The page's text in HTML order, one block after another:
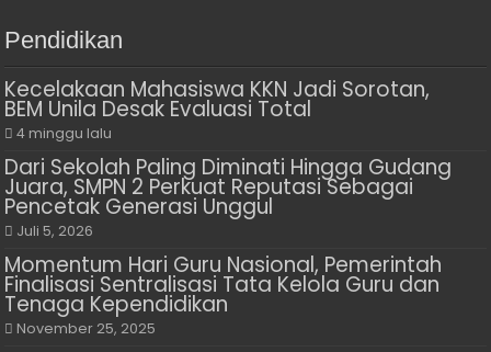
Pendidikan
Kecelakaan Mahasiswa KKN Jadi Sorotan,
BEM Unila Desak Evaluasi Total
4 minggu lalu
Dari Sekolah Paling Diminati Hingga Gudang
Juara, SMPN 2 Perkuat Reputasi Sebagai
Pencetak Generasi Unggul
Juli 5, 2026
Momentum Hari Guru Nasional, Pemerintah
Finalisasi Sentralisasi Tata Kelola Guru dan
Tenaga Kependidikan
November 25, 2025